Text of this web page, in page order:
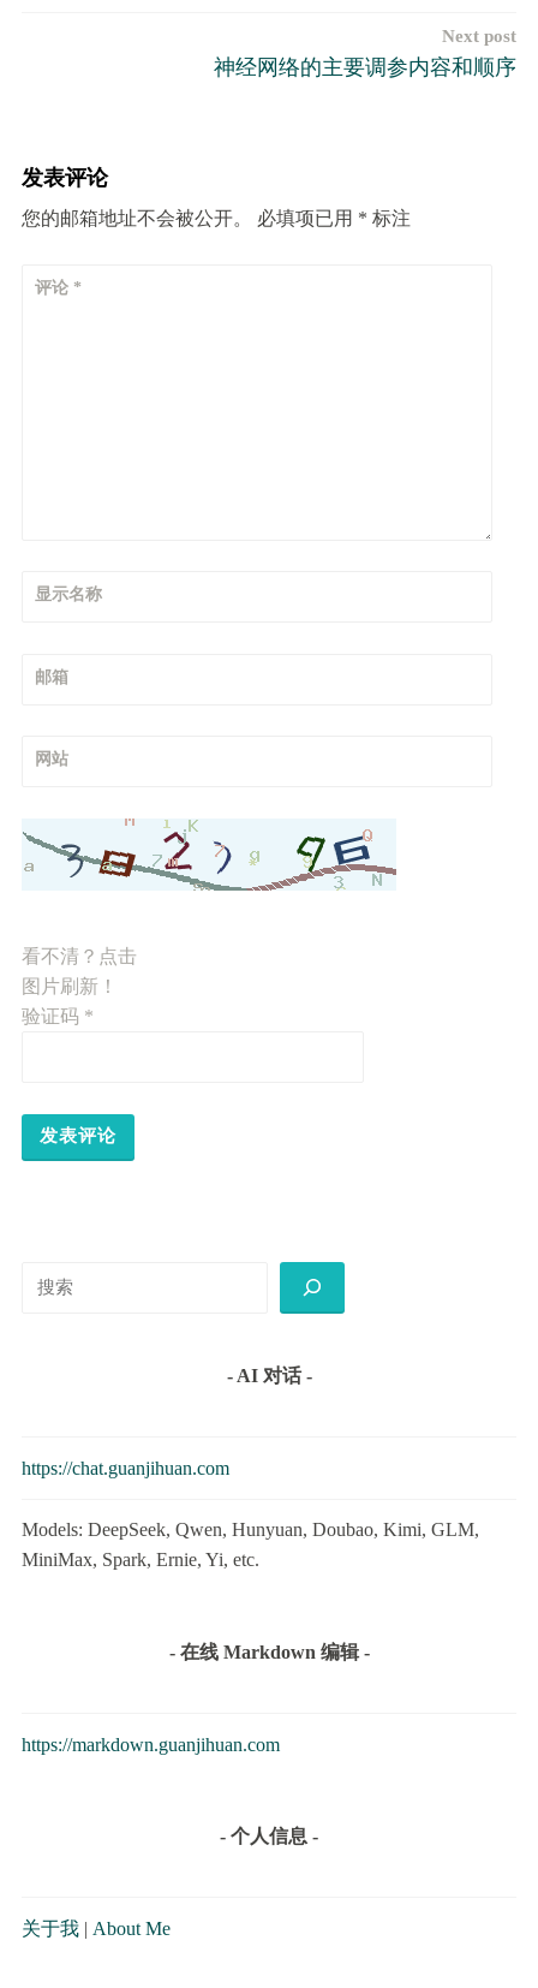
Next post
神经网络的主要调参内容和顺序
发表评论
您的邮箱地址不会被公开。 必填项已用 * 标注
评论 *
显示名称
邮箱
网站
看不清？点击
图片刷新！
验证码 *
- AI 对话 -
https://chat.guanjihuan.com
Models: DeepSeek, Qwen, Hunyuan, Doubao, Kimi, GLM,
MiniMax, Spark, Ernie, Yi, etc.
- 在线 Markdown 编辑 -
https://markdown.guanjihuan.com
- 个人信息 -
关于我| About Me